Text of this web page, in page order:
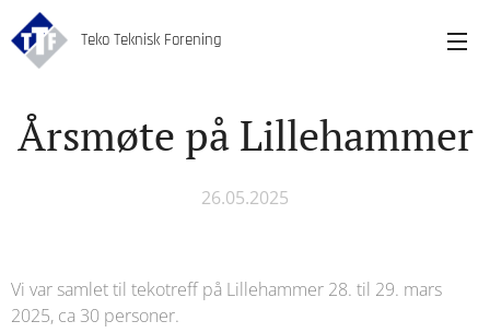
Teko Teknisk Forening
Årsmøte på Lillehammer
26.05.2025
Vi var samlet til tekotreff på Lillehammer 28. til 29. mars
2025, ca 30 personer.